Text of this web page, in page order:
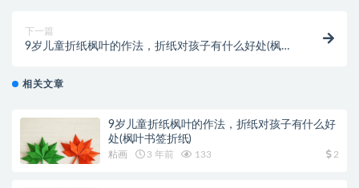
下一篇
9岁儿童折纸枫叶的作法，折纸对孩子有什么好处(枫叶
相关文章
9岁儿童折纸枫叶的作法，折纸对孩子有什么好
处(枫叶书签折纸)
粘画 3 年前 133 2